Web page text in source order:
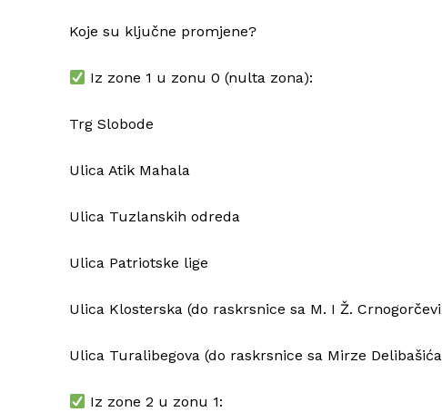
Koje su ključne promjene?
Iz zone 1 u zonu 0 (nulta zona):
Trg Slobode
Ulica Atik Mahala
Ulica Tuzlanskih odreda
Ulica Patriotske lige
Ulica Klosterska (do raskrsnice sa M. I Ž.
Ulica Turalibegova (do raskrsnice sa Mirze
Iz zone 2 u zonu 1: